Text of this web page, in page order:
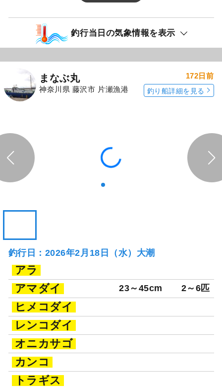
ワニゴチ
根魚船。
続きを表示
神奈川県 藤沢市 片瀬漁港
172日前
釣行日：2026年2月18日（水）大潮
アラ
アマダイ
23～45cm 2～6匹
ヒメコダイ